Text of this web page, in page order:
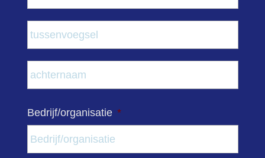
Bedrijf/organisatie *